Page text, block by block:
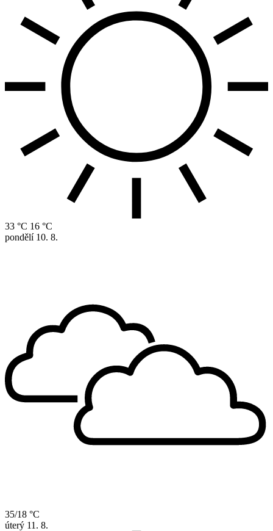
33 °C 16 °C
pondělí 10. 8.
35/18 °C
úterý 11. 8.